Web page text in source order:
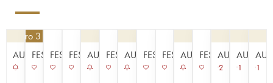
AUKTION
pro 3 | -10%
FESTPREISE
FESTPREISE
FESTPREISE
AUKTIONFESTPREISE
AUKTIONFESTPREISE
FESTPREISE
AUKTIONFESTPREISE
AUKTION
2 1 1